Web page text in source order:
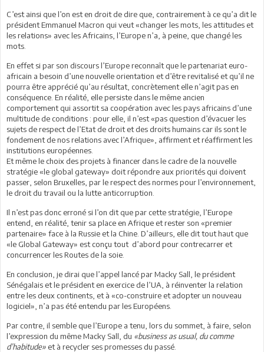
C’est ainsi que l’on est en droit de dire que, contrairement à ce qu’a dit le
président Emmanuel Macron qui veut «changer les mots, les attitudes et
les relations» avec les Africains, l’Europe n’a, à peine, que changé les
mots.
En effet si par son discours l’Europe reconnaît que le partenariat euro-
africain a besoin d’une nouvelle orientation et d’être revitalisé et qu’il ne
pourra être apprécié qu’au résultat, concrètement elle n’agit pas en
conséquence. En réalité, elle persiste dans le même ancien
comportement qui assortit sa coopération avec les pays africains d’une
multitude de conditions : pour elle, il n’est «pas question d’évacuer les
sujets de respect de l’Etat de droit et des droits humains car ils sont le
fondement de nos relations avec l’Afrique», affirment et réaffirment les
institutions européennes.
Et même le choix des projets à financer dans le cadre de la nouvelle
stratégie «le global gateway» doit répondre aux priorités qui doivent
passer, selon Bruxelles, par le respect des normes pour l’environnement,
le droit du travail ou la lutte anticorruption.
Il n’est pas donc erroné si l’on dit que par cette stratégie, l’Europe
entend, en réalité, tenir sa place en Afrique et rester son «premier
partenaire» face à la Russie et la Chine. D’ailleurs, elle dit tout haut que
«le Global Gateway» est conçu tout d’abord pour contrecarrer et
concurrencer les Routes de la soie.
En conclusion, je dirai que l’appel lancé par Macky Sall, le président
Sénégalais et le président en exercice de l’UA, à réinventer la relation
entre les deux continents, et à «co-construire et adopter un nouveau
logiciel», n’a pas été entendu par les Européens.
Par contre, il semble que l’Europe a tenu, lors du sommet, à faire, selon
l’expression du même Macky Sall, du «business as usual, du comme
d’habitude» et à recycler ses promesses du passé.